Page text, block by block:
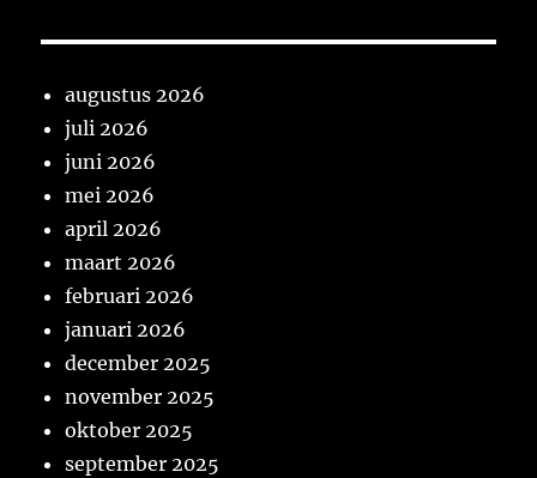
augustus 2026
juli 2026
juni 2026
mei 2026
april 2026
maart 2026
februari 2026
januari 2026
december 2025
november 2025
oktober 2025
september 2025